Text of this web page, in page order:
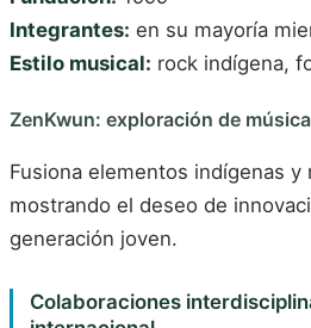
Integrantes: en su mayoría
Estilo musical: rock indígena,
ZenKwun: exploración de
Fusiona elementos indígenas y
mostrando el deseo de
generación joven.
Colaboraciones